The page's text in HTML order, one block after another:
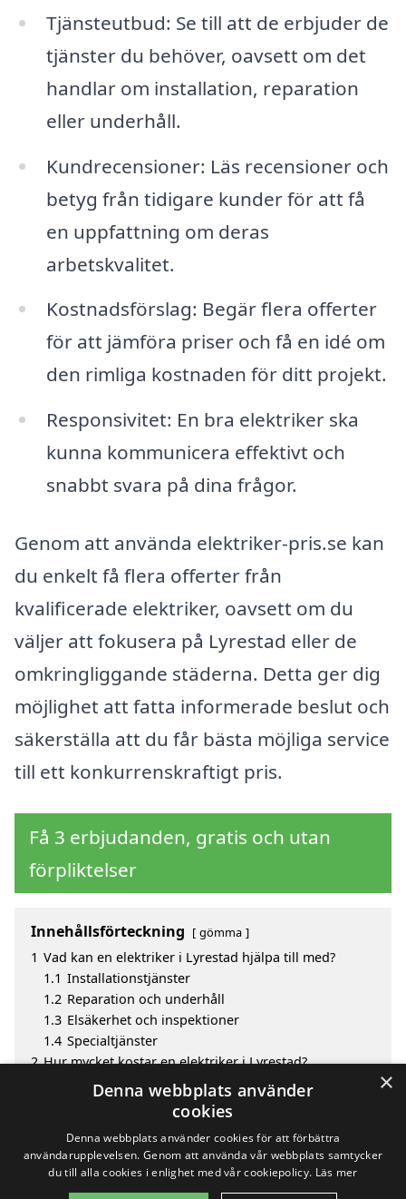
Tjänsteutbud: Se till att de erbjuder de
tjänster du behöver, oavsett om det
handlar om installation, reparation
eller underhåll.
Kundrecensioner: Läs recensioner och
betyg från tidigare kunder för att få
en uppfattning om deras
arbetskvalitet.
Kostnadsförslag: Begär flera offerter
för att jämföra priser och få en idé om
den rimliga kostnaden för ditt projekt.
Responsivitet: En bra elektriker ska
kunna kommunicera effektivt och
snabbt svara på dina frågor.
Genom att använda elektriker-pris.se kan
du enkelt få flera offerter från
kvalificerade elektriker, oavsett om du
väljer att fokusera på Lyrestad eller de
omkringliggande städerna. Detta ger dig
möjlighet att fatta informerade beslut och
säkerställa att du får bästa möjliga service
till ett konkurrenskraftigt pris.
Få 3 erbjudanden, gratis och utan
förpliktelser
Innehållsförteckning gömma
1 Vad kan en elektriker i Lyrestad hjälpa till med?
1.1 Installationstjänster
1.2 Reparation och underhåll
1.3 Elsäkerhet och inspektioner
1.4 Specialtjänster
2 Hur mycket kostar en elektriker i Lyrestad?
Fördelar med att välja elektriker i Lyrestad
Sök efter en skicklig elektriker i de omgivande
×
Denna webbplats använder
cookies
Denna webbplats använder cookies för att förbättra
användarupplevelsen. Genom att använda vår webbplats samtycker
du till alla cookies i enlighet med vår cookiepolicy. Läs mer